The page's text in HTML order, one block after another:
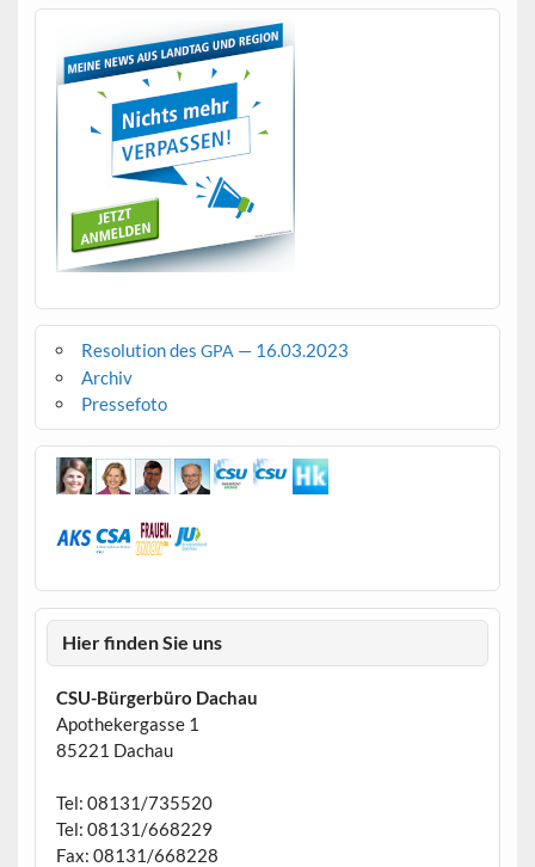
Resolution des GPA — 16.03.2023
Archiv
Pressefoto
Hier finden Sie uns
CSU-Bürgerbüro Dachau
Apothekergasse 1
85221 Dachau
Tel: 08131/735520
Tel: 08131/668229
Fax: 08131/668228